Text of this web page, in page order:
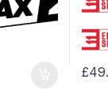
£